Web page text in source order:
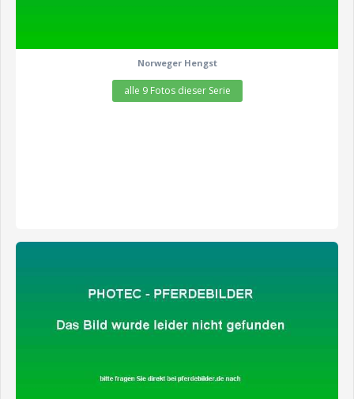
Norweger Hengst
alle 9 Fotos dieser Serie